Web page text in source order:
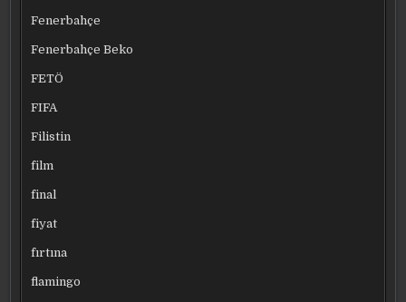
Fenerbahçe
Fenerbahçe Beko
FETÖ
FIFA
Filistin
film
final
fiyat
fırtına
flamingo